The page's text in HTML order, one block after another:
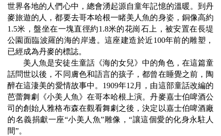
世界各地的人們心中，總會湧起源自童年記憶的溫暖。到丹
麥旅遊的人，都要去哥本哈根一睹美人魚的身姿，銅像高約
1.5米 ，盤坐在一塊直徑約1.8米的花崗石上，被安置在長堤
公園面臨波羅的海的岸邊。這座建造於近100年前的雕塑，
已經成為丹麥的標誌。
美人魚是安徒生童話《海的女兒》中的角色，在這篇童
話問世以後，不同膚色和語言的孩子，都曾在睡覺之前，陶
醉在這淒美的愛情故事中。 1909年12 月，由這部童話改編的
芭蕾舞劇《小美人魚》在哥本哈根上演。丹麥嘉士伯啤酒公
司的創始人雅格布森在觀看舞劇之後，決定以嘉士伯啤酒廠
的名義捐獻一座“小美人魚”雕像， “讓這個愛的化身永駐人
間”。